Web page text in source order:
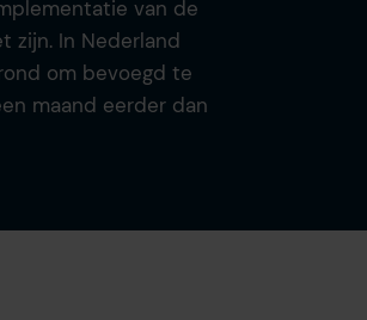
van de
zijn. In Nederland
om bevoegd te
maand eerder dan